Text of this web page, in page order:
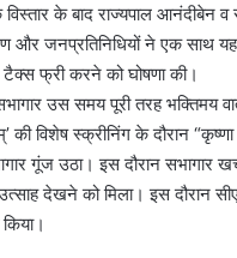
के बाद राज्यपाल आनंदीबेन व
और जनप्रतिनिधियों ने एक साथ
फ्री करने को घोषणा की।
उस समय पूरी तरह भक्तिमय
की विशेष स्क्रीनिंग के दौरान
गूंज उठा। इस दौरान सभागार
देखने को मिला। इस दौरान